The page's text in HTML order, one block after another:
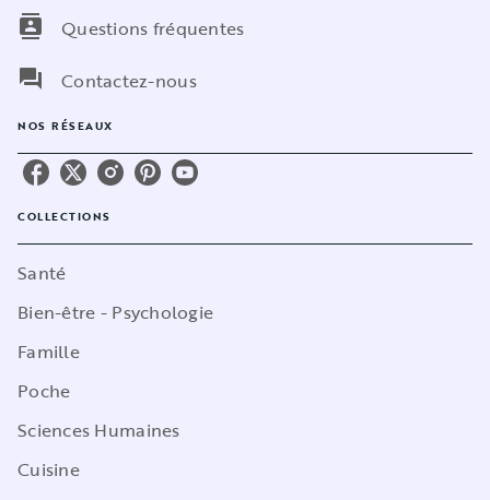
contacts
Questions fréquentes
question_answer
Contactez-nous
NOS RÉSEAUX
COLLECTIONS
Santé
Bien-être - Psychologie
Famille
Poche
Sciences Humaines
Cuisine